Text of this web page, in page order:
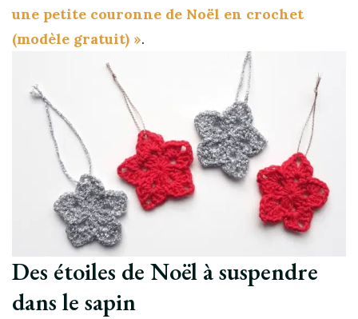
une petite couronne de Noël en crochet
(modèle gratuit) ».
Des étoiles de Noël à suspendre
dans le sapin